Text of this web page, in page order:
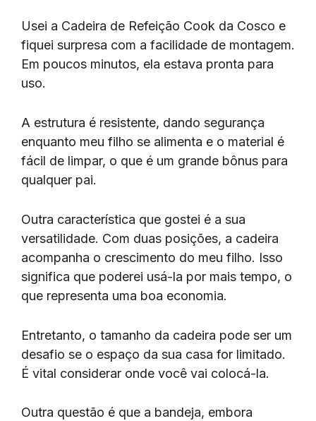
Usei a Cadeira de Refeição Cook da Cosco e
fiquei surpresa com a facilidade de montagem.
Em poucos minutos, ela estava pronta para
uso.
A estrutura é resistente, dando segurança
enquanto meu filho se alimenta e o material é
fácil de limpar, o que é um grande bônus para
qualquer pai.
Outra característica que gostei é a sua
versatilidade. Com duas posições, a cadeira
acompanha o crescimento do meu filho. Isso
significa que poderei usá-la por mais tempo, o
que representa uma boa economia.
Entretanto, o tamanho da cadeira pode ser um
desafio se o espaço da sua casa for limitado.
É vital considerar onde você vai colocá-la.
Outra questão é que a bandeja, embora